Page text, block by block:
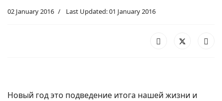
02 January 2016 Last Updated: 01 January 2016
Новый год это подведение итога нашей жизни и